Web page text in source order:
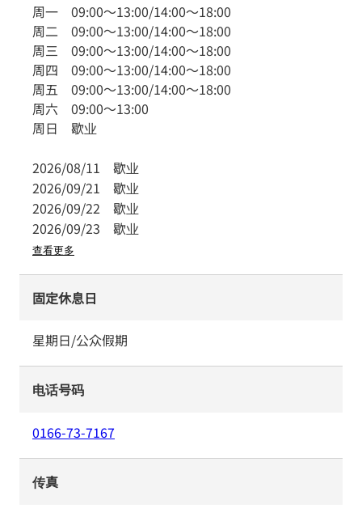
周一 09:00～13:00/14:00～18:00
周二 09:00～13:00/14:00～18:00
周三 09:00～13:00/14:00～18:00
周四 09:00～13:00/14:00～18:00
周五 09:00～13:00/14:00～18:00
周六 09:00～13:00
周日 歇业
2026/08/11 歇业
2026/09/21 歇业
2026/09/22 歇业
2026/09/23 歇业
查看更多
固定休息日
星期日/公众假期
电话号码
0166-73-7167
传真